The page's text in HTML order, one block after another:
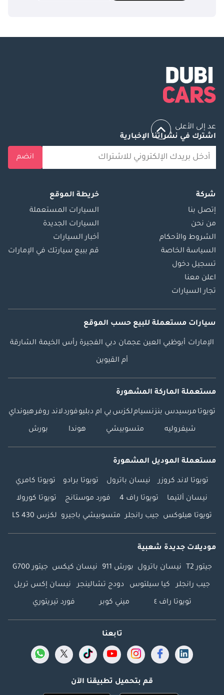
عد إلى الأعلى
اشترك في نشراتنا الإخبارية
انضم
شركة
إتصل بنا
من نحن
الشروط والأحكام
السياسة الخاصة
تسجيل دخول
اعلن معنا
تجار السيارات
خريطة الموقع
السيارات المستعملة
السيارات الجديدة
أخبار السيارات
قم ببيع سيارتك في الإمارات
سيارات مستعملة للبيع حسب الموقع
الإمارات أبوظبي العين عجمان دبي الفجيرة رأس الخيمة الشارقة
أم القيوين
مستعملة الماركة المشهورة
تويوتا مرسيدس بنزنسياملكزس بي ام دبليوفوردلاند روفرهيونداي
شيفروليه متسوبيشي هوندا بورش
مستعملة الموديل المشهورة
تويوتا لاند كروزر نيسان باترول تويوتا برادو تويوتا كامري
نيسان ألتيما تويوتا راف 4 فورد موستانج تويوتا كورولا
تويوتا هيلوكس جيب رانجلر متسوبيشي باجيرو لكزس LS 430
موديلات جديدة شعبية
جيتور T2 نيسان باترول بورش 911 نيسان كيكس جيتور G700
جيب رانجلر كيا سيلتوس دودج تشالينجر نيسان إكس تريل
تويوتا راف ٤ ميني كوبر فورد تيريتوري
تابعنا
قم بتحميل تطبيقنا الآن